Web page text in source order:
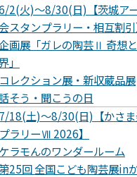
2(火)～8/30(日)【茨城ア
スタンプラリー・相互割引
画展「ガレの陶芸Ⅱ 奇想
」
コレクション展・新収蔵品展
そう・聞こうの日
7/18(土)～8/30(日)【かさ
プラリーⅦ 2026】
ケラモんのワンダールーム
25回 全国こども陶芸展in